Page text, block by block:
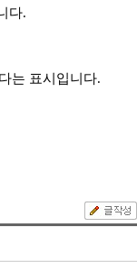
다.
는 표시입니다.